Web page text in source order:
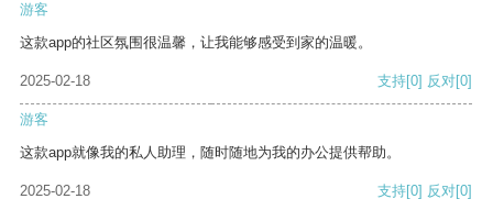
游客
这款app的社区氛围很温馨，让我能够感受到家的温暖。
2025-02-18 支持[0] 反对[0]
游客
这款app就像我的私人助理，随时随地为我的办公提供帮助。
2025-02-18 支持[0] 反对[0]